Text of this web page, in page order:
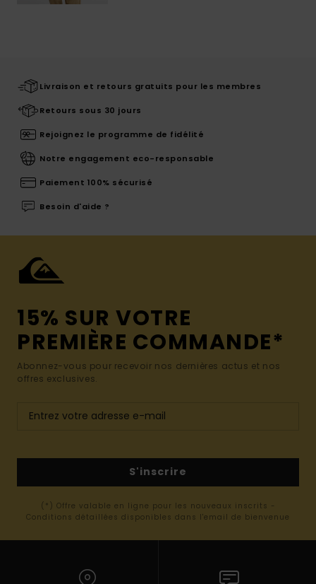
Livraison et retours gratuits pour les membres
Retours sous 30 jours
Rejoignez le programme de fidélité
Notre engagement eco-responsable
Paiement 100% sécurisé
Besoin d'aide ?
15% SUR VOTRE
PREMIÈRE COMMANDE*
Abonnez-vous pour recevoir nos dernières actus et nos
offres exclusives.
S'inscrire
(*) Offre valable en ligne pour les nouveaux inscrits -
Conditions détaillées disponibles dans l'email de bienvenue